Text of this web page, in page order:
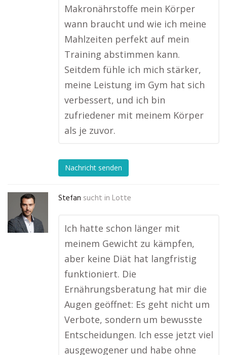
Makronährstoffe mein Körper
wann braucht und wie ich meine
Mahlzeiten perfekt auf mein
Training abstimmen kann.
Seitdem fühle ich mich stärker,
meine Leistung im Gym hat sich
verbessert, und ich bin
zufriedener mit meinem Körper
als je zuvor.
Nachricht senden
Stefan sucht in Lotte
Ich hatte schon länger mit
meinem Gewicht zu kämpfen,
aber keine Diät hat langfristig
funktioniert. Die
Ernährungsberatung hat mir die
Augen geöffnet: Es geht nicht um
Verbote, sondern um bewusste
Entscheidungen. Ich esse jetzt viel
ausgewogener und habe ohne